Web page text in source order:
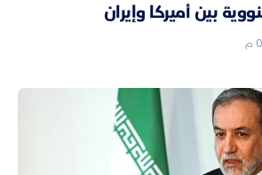
بين أميركا وإيران